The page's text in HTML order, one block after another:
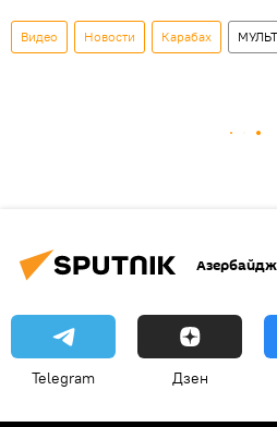
Видео Новости Карабах
Telegram Дзен